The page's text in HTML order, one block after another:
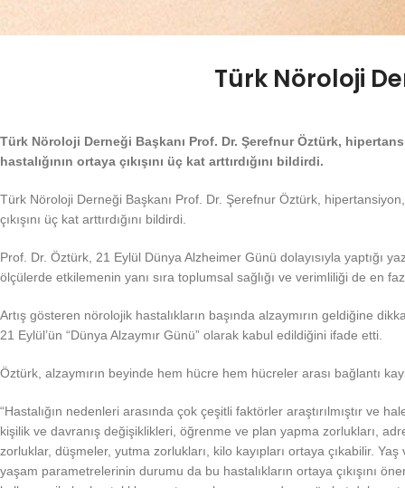
Türk Nöroloji
Türk Nöroloji Derneği Başkanı Prof. Dr. Şerefnur Öztürk,
hastalığının ortaya çıkışını üç kat arttırdığını bildirdi.
Türk Nöroloji Derneği Başkanı Prof. Dr. Şerefnur Öztürk,
çıkışını üç kat arttırdığını bildirdi.
Prof. Dr. Öztürk, 21 Eylül Dünya Alzheimer Günü dolayısıyla yaptığı
ölçülerde etkilemenin yanı sıra toplumsal sağlığı ve verimliliği de en
Artış gösteren nörolojik hastalıkların başında alzaymırın geldiğine
21 Eylül’ün “Dünya Alzaymır Günü” olarak kabul edildiğini ifade etti.
Öztürk, alzaymırın beyinde hem hücre hem hücreler arası bağlantı
“Hastalığın nedenleri arasında çok çeşitli faktörler araştırılmıştır ve
kişilik ve davranış değişiklikleri, öğrenme ve plan yapma zorlukları,
zorluklar, düşmeler, yutma zorlukları, kilo kayıpları ortaya çıkabilir.
yaşam parametrelerinin durumu da bu hastalıkların ortaya çıkışını